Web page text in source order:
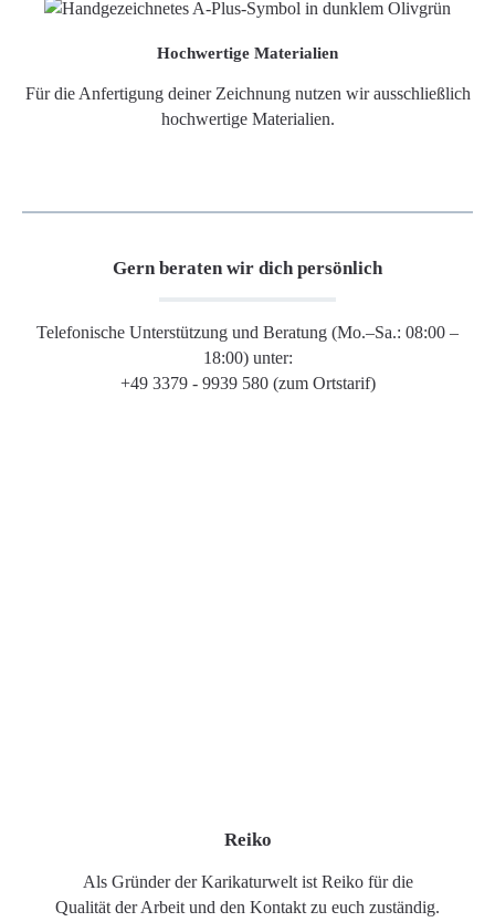
Hochwertige Materialien
Für die Anfertigung deiner Zeichnung nutzen wir ausschließlich
hochwertige Materialien.
Gern beraten wir dich persönlich
Telefonische Unterstützung und Beratung (Mo.–Sa.: 08:00 –
18:00) unter:
+49 3379 - 9939 580 (zum Ortstarif)
Reiko
Als Gründer der Karikaturwelt ist Reiko für die
Qualität der Arbeit und den Kontakt zu euch zuständig.